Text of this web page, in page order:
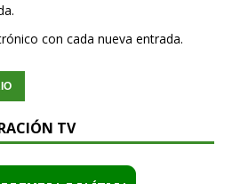
con cada nueva entrada.
TV